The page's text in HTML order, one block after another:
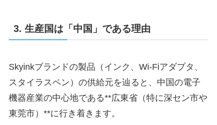
3. 生産国は「中国」である理由
Skyinkブランドの製品（インク、Wi-Fiアダプタ、
スタイラスペン）の供給元を辿ると、中国の電子
機器産業の中心地である**広東省（特に深セン市や
東莞市）**に行き着きます。